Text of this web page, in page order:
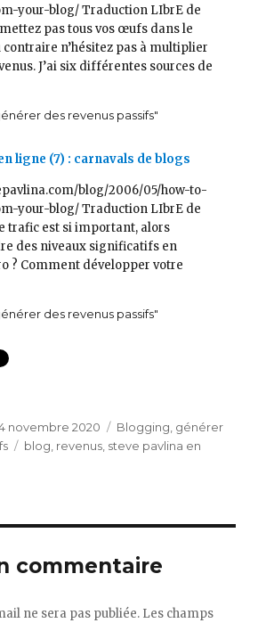
your-blog/ Traduction LIbrE de
pas tous vos œufs dans le
n’hésitez pas à multiplier
J’ai six différentes sources de
: Publicité Google adsense…
des revenus passifs"
ligne (7) : carnavals de blogs
blog/2006/05/how-to-
your-blog/ Traduction LIbrE de
trafic est si important, alors
des niveaux significatifs en
? Comment développer votre
ne l'avez pas encore fait, qui
mavieenor.com/conseils-pour-
des revenus passifs"
novembre 2020 Catégories
Blogging, générer
Étiquettes
blog revenus steve pavlina en
commentaire
ne sera pas publiée. Les champs